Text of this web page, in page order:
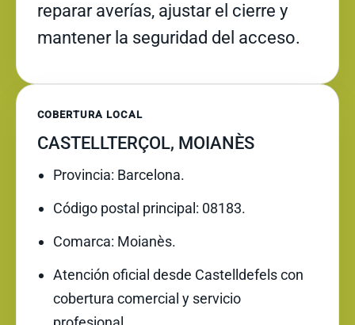
reparar averías, ajustar el cierre y
mantener la seguridad del acceso.
COBERTURA LOCAL
CASTELLTERÇOL, MOIANÈS
Provincia: Barcelona.
Código postal principal: 08183.
Comarca: Moianès.
Atención oficial desde Castelldefels con
cobertura comercial y servicio